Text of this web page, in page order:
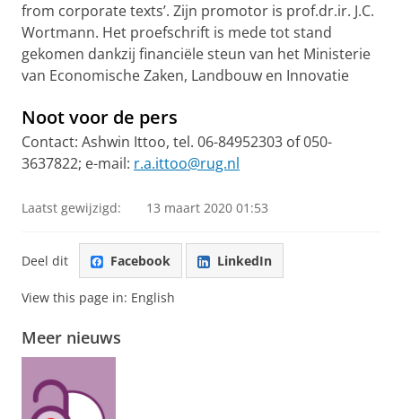
from corporate texts’. Zijn promotor is prof.dr.ir. J.C.
Wortmann. Het proefschrift is mede tot stand
gekomen dankzij financiële steun van het Ministerie
van Economische Zaken, Landbouw en Innovatie
Noot voor de pers
Contact: Ashwin Ittoo, tel. 06-84952303 of 050-
3637822; e-mail: r.a.ittoo@rug.nl
Laatst gewijzigd: 13 maart 2020 01:53
Deel dit Facebook LinkedIn
View this page in: English
Meer nieuws